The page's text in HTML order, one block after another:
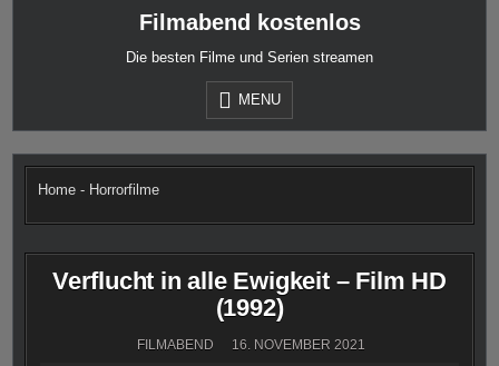
Filmabend kostenlos
Die besten Filme und Serien streamen
MENU
Home - Horrorfilme
Verflucht in alle Ewigkeit – Film HD
(1992)
FILMABEND 16. NOVEMBER 2021